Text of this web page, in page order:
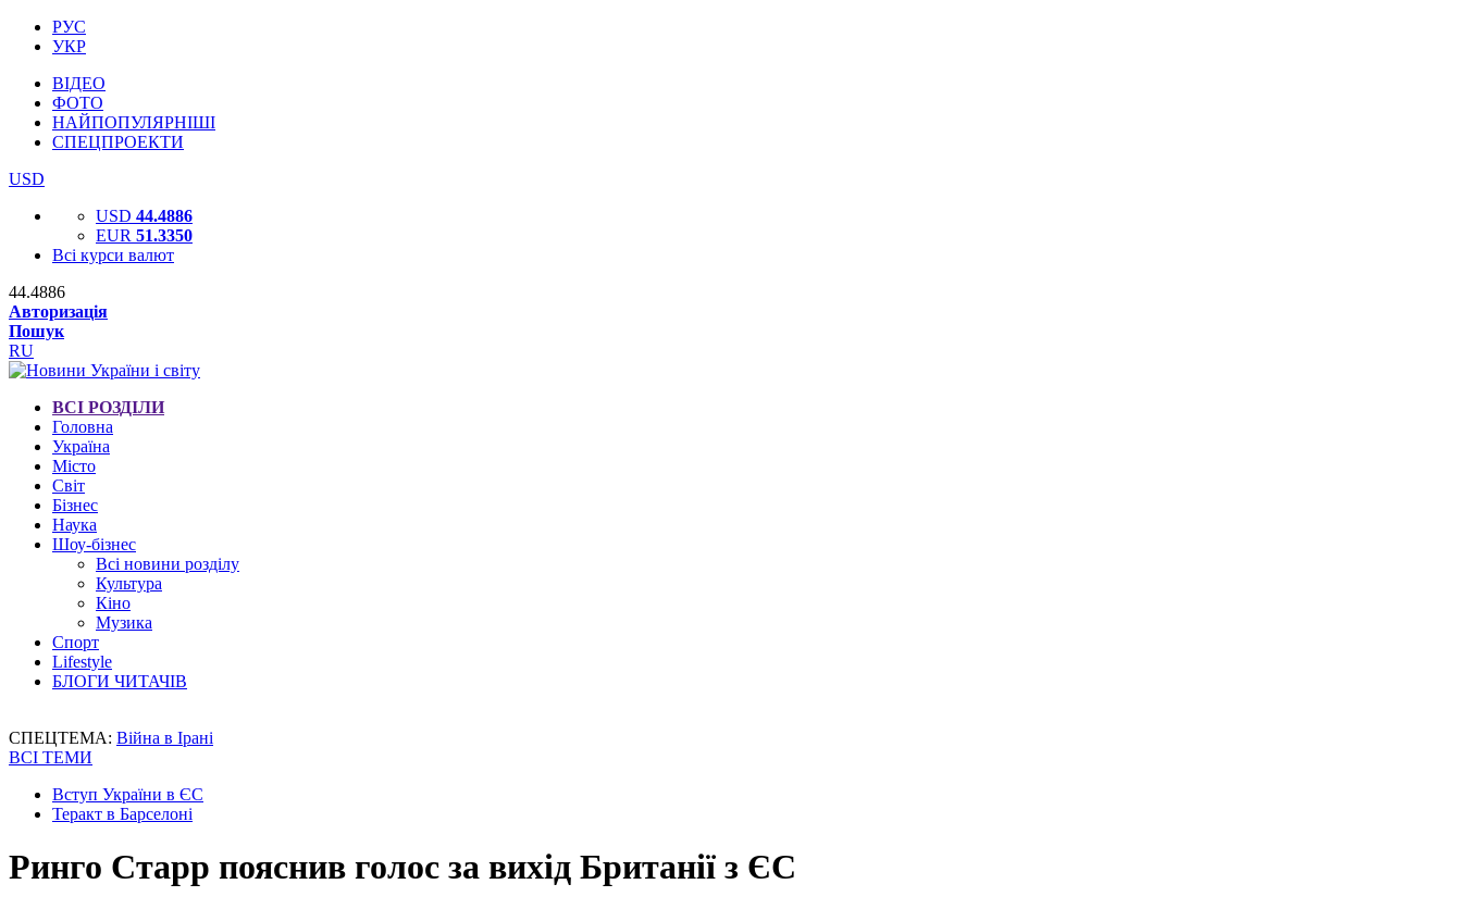
РУС
УКР
ВІДЕО
ФОТО
НАЙПОПУЛЯРНІШІ
СПЕЦПРОЕКТИ
USD
USD 44.4886
EUR 51.3350
Всі курси валют
44.4886
Авторизація
Пошук
RU
ВСІ РОЗДІЛИ
Головна
Україна
Місто
Світ
Бізнес
Наука
Шоу-бізнес
Всі новини розділу
Культура
Кіно
Музика
Спорт
Lifestyle
БЛОГИ ЧИТАЧІВ
СПЕЦТЕМА: Війна в Ірані
ВСІ ТЕМИ
Вступ України в ЄС
Теракт в Барселоні
Ринго Старр пояснив голос за вихід Британії з ЄС